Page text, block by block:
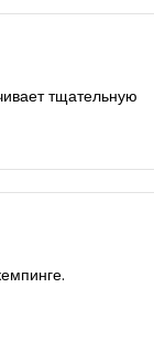
тщательную